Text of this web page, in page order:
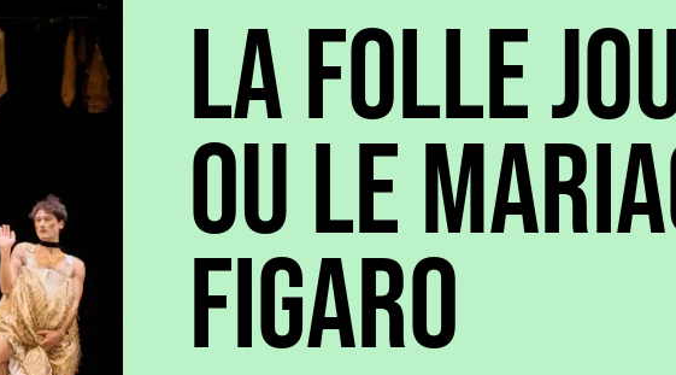
LA FOLLE
OU LE
FIGARO